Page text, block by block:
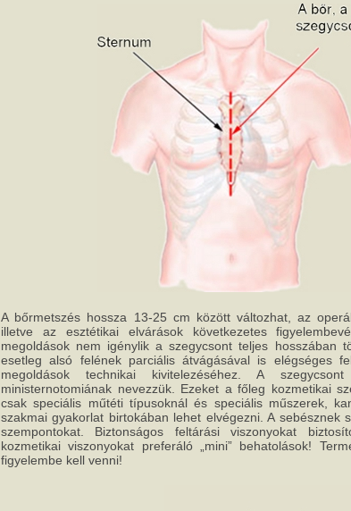
A bőrmetszés hossza 13-25 cm között változhat, az
illetve az esztétikai elvárások következetes
megoldások nem igénylik a szegycsont teljes hosszában
esetleg alsó felének parciális átvágásával is elégséges
megoldások technikai kivitelezéséhez. A
ministernotomiának nevezzük. Ezeket a főleg kozmetikai
csak speciális műtéti típusoknál és speciális műszerek,
szakmai gyakorlat birtokában lehet elvégezni. A sebésznek
szempontokat. Biztonságos feltárási viszonyokat
kozmetikai viszonyokat preferáló „mini” behatolások!
figyelembe kell venni!